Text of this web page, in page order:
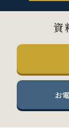
資
お